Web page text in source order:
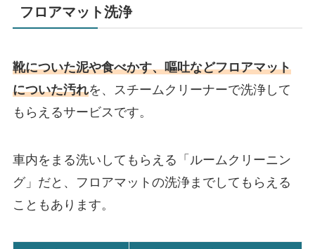
フロアマット洗浄
靴についた泥や食べかす、嘔吐などフロアマット
についた汚れを、スチームクリーナーで洗浄して
もらえるサービスです。
車内をまる洗いしてもらえる「ルームクリーニン
グ」だと、フロアマットの洗浄までしてもらえる
こともあります。